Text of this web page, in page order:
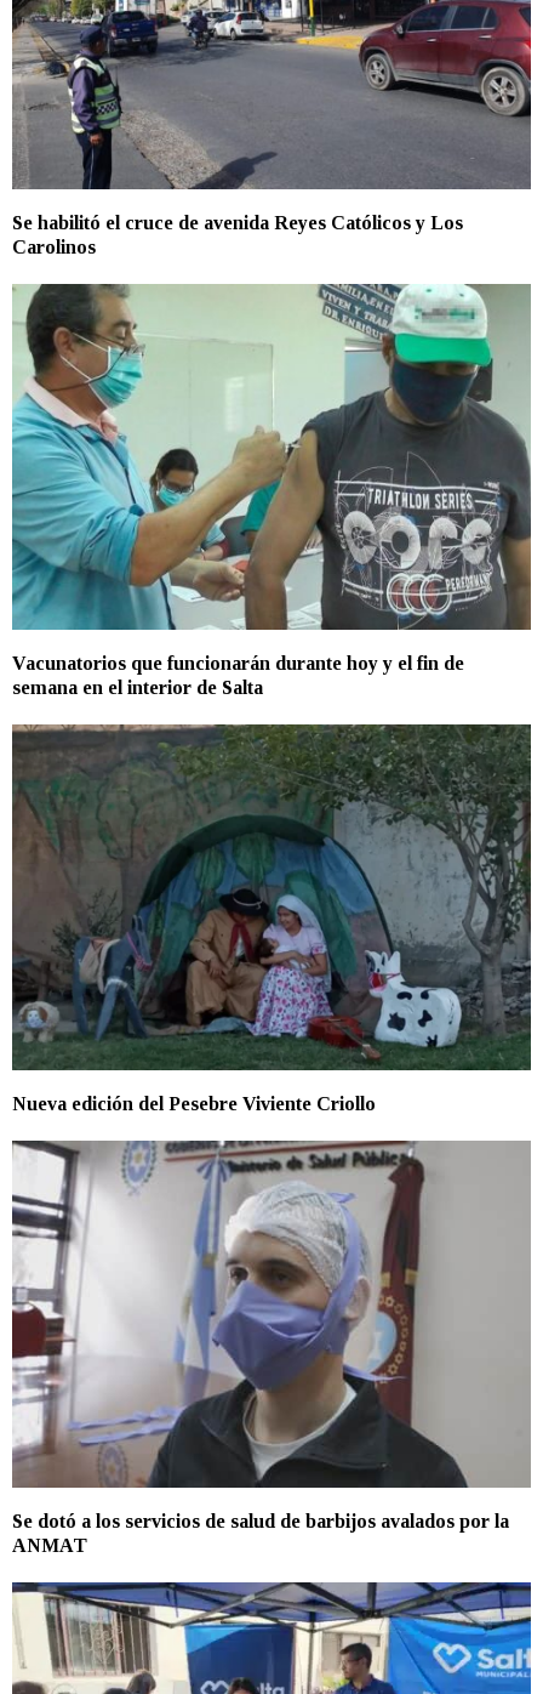
Se habilitó el cruce de avenida Reyes Católicos y Los
Carolinos
Vacunatorios que funcionarán durante hoy y el fin de
semana en el interior de Salta
Nueva edición del Pesebre Viviente Criollo
Se dotó a los servicios de salud de barbijos avalados por la
ANMAT